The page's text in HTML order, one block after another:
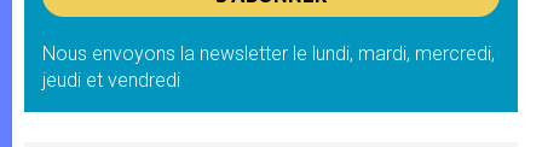
Nous envoyons la newsletter le lundi, mardi, mercredi,
jeudi et vendredi